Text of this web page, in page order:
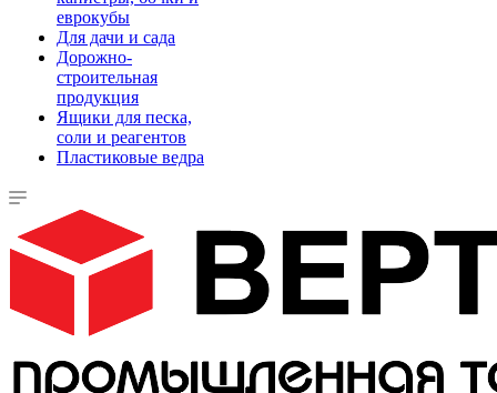
еврокубы
Для дачи и сада
Дорожно-
строительная
продукция
Ящики для песка,
соли и реагентов
Пластиковые ведра